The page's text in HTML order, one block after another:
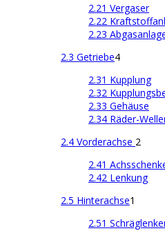
2.21 Vergaser
2.22
2.23
2.3 Getriebe4
2.31 Kupplung
2.32
2.33 Gehäuse
2.34 Räder-
2.4 Vorderachse 2
2.41
2.42 Lenkung
2.5 Hinterachse1
2.51